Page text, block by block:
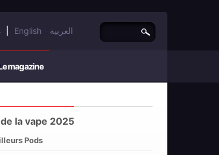
English العربية
magazine
la vape 2025
Pods